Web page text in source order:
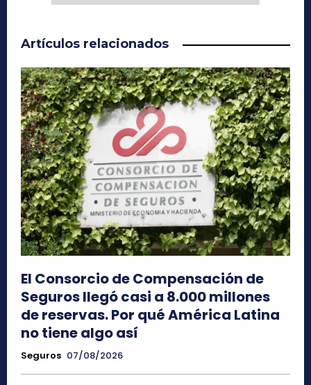
Artículos relacionados
El Consorcio de Compensación de
Seguros llegó casi a 8.000 millones
de reservas. Por qué América Latina
no tiene algo así
Seguros 07/08/2026